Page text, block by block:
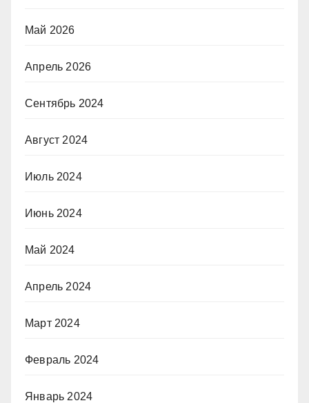
Май 2026
Апрель 2026
Сентябрь 2024
Август 2024
Июль 2024
Июнь 2024
Май 2024
Апрель 2024
Март 2024
Февраль 2024
Январь 2024